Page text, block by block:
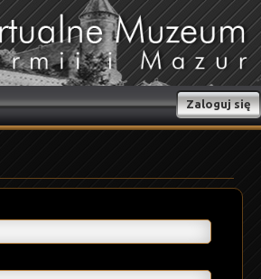
Zaloguj się